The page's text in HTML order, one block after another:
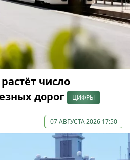
число
дорог
ЦИФРЫ
07 АВГУСТА 2026 17:50